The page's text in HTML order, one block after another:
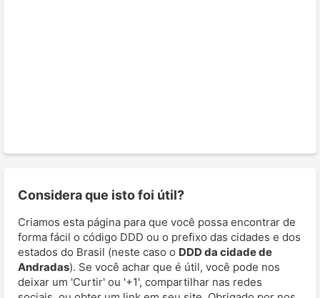
Considera que isto foi útil?
Criamos esta página para que você possa encontrar de
forma fácil o código DDD ou o prefixo das cidades e dos
estados do Brasil (neste caso o DDD da cidade de
Andradas). Se você achar que é útil, você pode nos
deixar um 'Curtir' ou '+1', compartilhar nas redes